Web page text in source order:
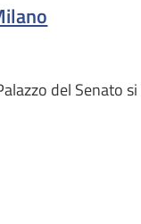
del Senato